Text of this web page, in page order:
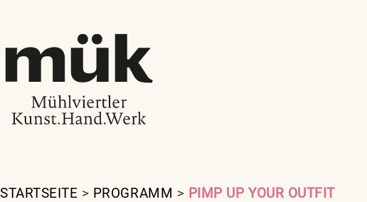
STARTSEITE > PROGRAMM > PIMP UP YOUR OUTFIT